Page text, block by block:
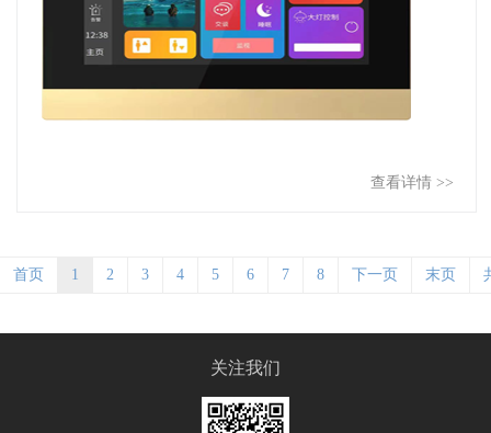
查看详情 >>
首页 1 2 3 4 5 6 7 8 下一页 末页
关注我们